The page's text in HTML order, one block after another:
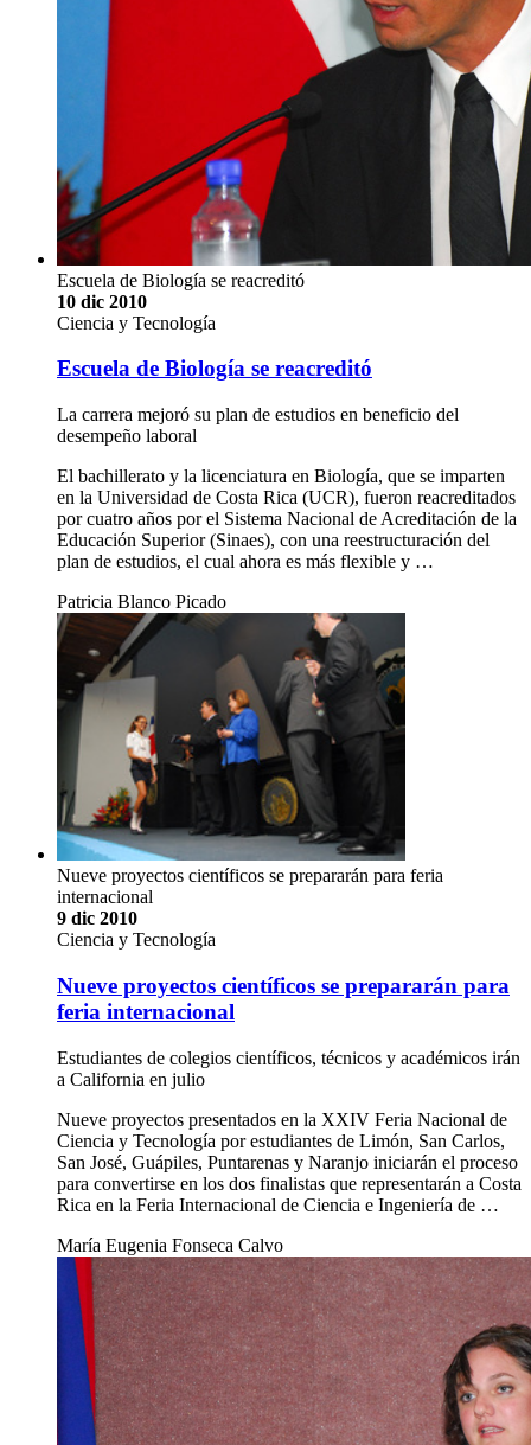
Escuela de Biología se reacreditó
10 dic 2010
Ciencia y Tecnología
Escuela de Biología se reacreditó
La carrera mejoró su plan de estudios en beneficio del
desempeño laboral
El bachillerato y la licenciatura en Biología, que se imparten
en la Universidad de Costa Rica (UCR), fueron reacreditados
por cuatro años por el Sistema Nacional de Acreditación de la
Educación Superior (Sinaes), con una reestructuración del
plan de estudios, el cual ahora es más flexible y …
Patricia Blanco Picado
Nueve proyectos científicos se prepararán para feria
internacional
9 dic 2010
Ciencia y Tecnología
Nueve proyectos científicos se prepararán para
feria internacional
Estudiantes de colegios científicos, técnicos y académicos irán
a California en julio
Nueve proyectos presentados en la XXIV Feria Nacional de
Ciencia y Tecnología por estudiantes de Limón, San Carlos,
San José, Guápiles, Puntarenas y Naranjo iniciarán el proceso
para convertirse en los dos finalistas que representarán a Costa
Rica en la Feria Internacional de Ciencia e Ingeniería de …
María Eugenia Fonseca Calvo